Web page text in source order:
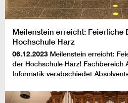
Meilenstein erreicht: Feierliche
Hochschule Harz
06.12.2023 Meilenstein erreicht:
der Hochschule Harz! Fachbereich
Informatik verabschiedet